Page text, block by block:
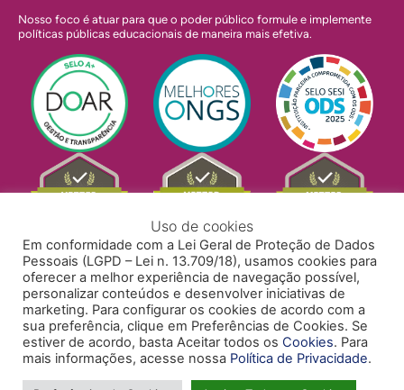
Nosso foco é atuar para que o poder público formule e implemente
políticas públicas educacionais de maneira mais efetiva.
POLÍTICA DE PRIVACIDADE
Uso de cookies
Em conformidade com a Lei Geral de Proteção de Dados
Pessoais (LGPD – Lei n. 13.709/18), usamos cookies para
oferecer a melhor experiência de navegação possível,
personalizar conteúdos e desenvolver iniciativas de
marketing. Para configurar os cookies de acordo com a
sua preferência, clique em Preferências de Cookies. Se
estiver de acordo, basta Aceitar todos os Cookies. Para
mais informações, acesse nossa Política de Privacidade.